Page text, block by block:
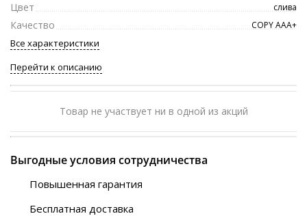
Цвет слива
Качество COPY ААА+
Все характеристики
Перейти к описанию
Товар не участвует ни в одной из акций
Выгодные условия сотрудничества
Повышенная гарантия
Бесплатная доставка